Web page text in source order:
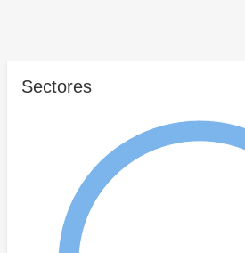
Sectores